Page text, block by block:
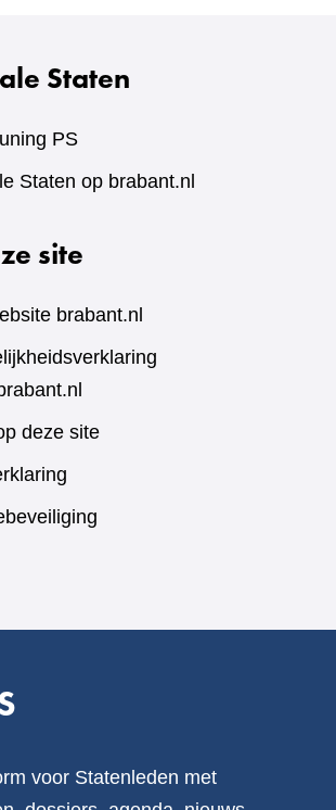
Staten
PS
Staten op brabant.nl
site
brabant.nl
deze site
voor Statenleden met